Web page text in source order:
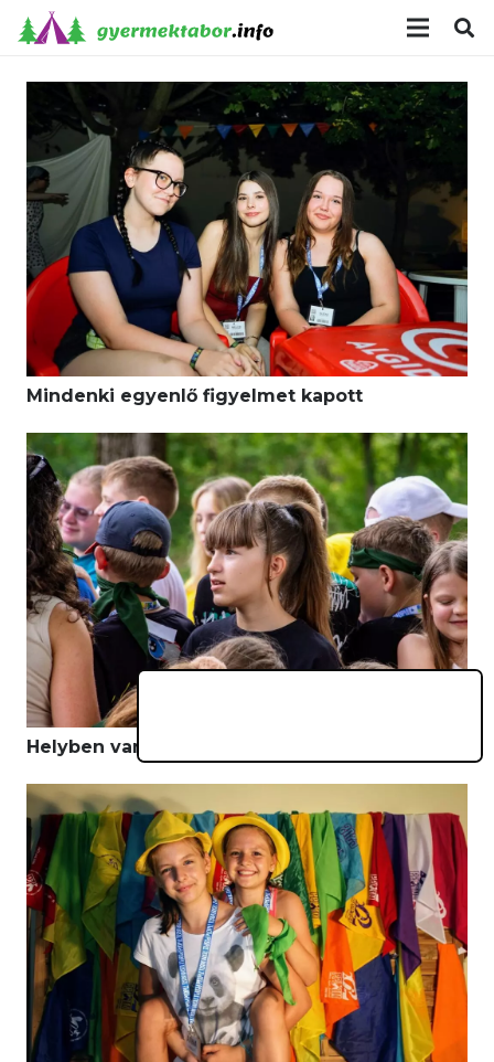
Mindenki egyenlő figyelmet kapott
Helyben van, sokáig tart